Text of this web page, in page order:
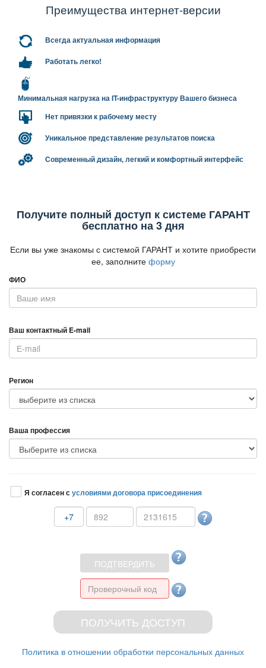
Преимущества интернет-версии
сегда актуальная информация
Работать легко!
Минимальная нагрузка на IT-инфраструктуру Вашего бизнеса
Нет привязки к рабочему месту
Уникальное представление результатов поиска
Современный дизайн, легкий и комфортный интерфейс
Получите полный доступ к системе ГАРАНТ
есплатно на 3 дня
Если вы уже знакомы с системой ГАРАНТ и хотите приобрести
ее, заполните форму
ФИО
аш контактный E-mail
Регион
аша профессия
Я согласен сусловиями договора присоединения
+7
Политика в отношении обработки персональных данных